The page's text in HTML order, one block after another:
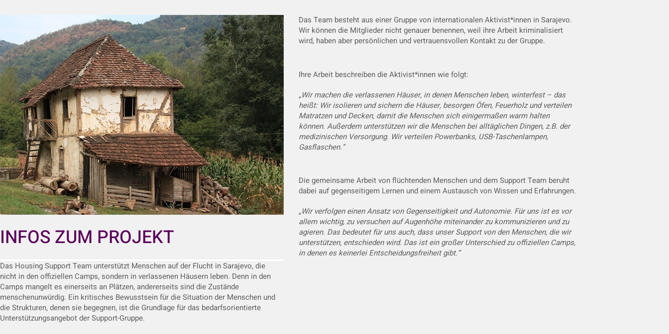
INFOS ZUM PROJEKT
Das Housing Support Team unterstützt Menschen auf der Flucht in Sarajevo, die
nicht in den offiziellen Camps, sondern in verlassenen Häusern leben. Denn in den
Camps mangelt es einerseits an Plätzen, andererseits sind die Zustände
menschenunwürdig. Ein kritisches Bewusstsein für die Situation der Menschen und
die Strukturen, denen sie begegnen, ist die Grundlage für das bedarfsorientierte
Unterstützungsangebot der Support-Gruppe.
Das Team besteht aus einer Gruppe von internationalen Aktivist*innen in Sarajevo.
Wir können die Mitglieder nicht genauer benennen, weil ihre Arbeit kriminalisiert
wird, haben aber persönlichen und vertrauensvollen Kontakt zu der Gruppe.
Ihre Arbeit beschreiben die Aktivist*innen wie folgt:
„Wir machen die verlassenen Häuser, in denen Menschen leben, winterfest – das
heißt: Wir isolieren und sichern die Häuser, besorgen Öfen, Feuerholz und verteilen
Matratzen und Decken, damit die Menschen sich einigermaßen warm halten
können. Außerdem unterstützen wir die Menschen bei alltäglichen Dingen, z.B. der
medizinischen Versorgung. Wir verteilen Powerbanks, USB-Taschenlampen,
Gasflaschen.”
Die gemeinsame Arbeit von flüchtenden Menschen und dem Support Team beruht
dabei auf gegenseitigem Lernen und einem Austausch von Wissen und Erfahrungen.
„Wir verfolgen einen Ansatz von Gegenseitigkeit und Autonomie. Für uns ist es vor
allem wichtig, zu versuchen auf Augenhöhe miteinander zu kommunizieren und zu
agieren. Das bedeutet für uns auch, dass unser Support von den Menschen, die wir
unterstützen, entschieden wird. Das ist ein großer Unterschied zu offiziellen Camps,
in denen es keinerlei Entscheidungsfreiheit gibt.”